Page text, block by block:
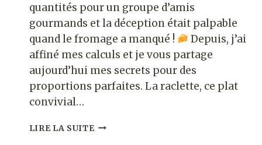
quantités pour un groupe d’amis
gourmands et la déception était palpable
quand le fromage a manqué !
Depuis, j’ai
affiné mes calculs et je vous partage
aujourd’hui mes secrets pour des
proportions parfaites. La raclette, ce plat
convivial…
LIRE LA SUITECOMBIEN